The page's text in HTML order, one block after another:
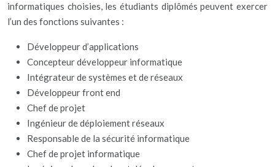
informatiques choisies, les étudiants diplômés peuvent exercer
l’un des fonctions suivantes :
Développeur d’applications
Concepteur développeur informatique
Intégrateur de systèmes et de réseaux
Développeur front end
Chef de projet
Ingénieur de déploiement réseaux
Responsable de la sécurité informatique
Chef de projet informatique